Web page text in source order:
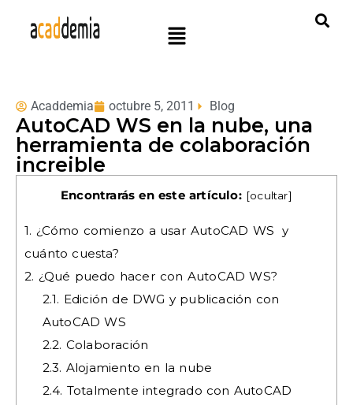
Acaddemia octubre 5, 2011 Blog
AutoCAD WS en la nube, una
herramienta de colaboración
increible
Encontrarás en este artículo: [ocultar]
1. ¿Cómo comienzo a usar AutoCAD WS y
cuánto cuesta?
2. ¿Qué puedo hacer con AutoCAD WS?
2.1. Edición de DWG y publicación con
AutoCAD WS
2.2. Colaboración
2.3. Alojamiento en la nube
2.4. Totalmente integrado con AutoCAD